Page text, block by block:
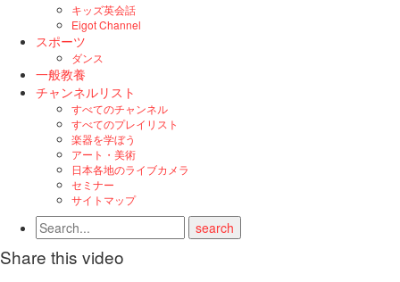
キッズ英会話
Eigot Channel
スポーツ
ダンス
一般教養
チャンネルリスト
すべてのチャンネル
すべてのプレイリスト
楽器を学ぼう
アート・美術
日本各地のライブカメラ
セミナー
サイトマップ
Share this video